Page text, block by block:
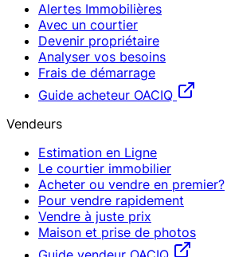
Alertes Immobilières
Avec un courtier
Devenir propriétaire
Analyser vos besoins
Frais de démarrage
Guide acheteur OACIQ
Vendeurs
Estimation en Ligne
Le courtier immobilier
Acheter ou vendre en premier?
Pour vendre rapidement
Vendre à juste prix
Maison et prise de photos